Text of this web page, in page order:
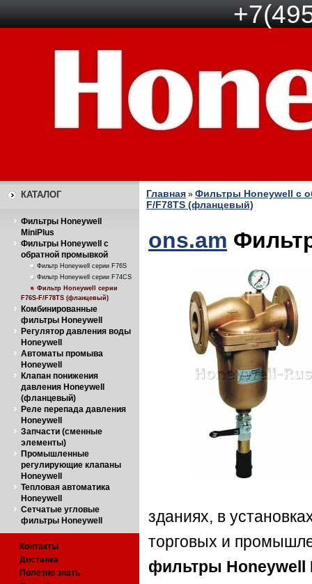
КАТАЛОГ
Фильтры Honeywell
MiniPlus
Фильтры Honeywell с
обратной промывкой
Фильтр Honeywell серии F76S
Фильтр Honeywell серии F74CS
Фильтр Honeywell серии
F76S-F/F78TS (фланцевый)
Комбинированные
фильтры Honeywell
Регулятор давления воды
Honeywell
Автоматы промыва
Honeywell
Клапан понижения
давления Honeywell
(фланцевый)
Реле перепада давления
Honeywell
Запчасти (сменные
элементы)
Промышленные
регулирующие клапаны
Honeywell
Тепловая автоматика
Honeywell
Сетчатые угловые
фильтры Honeywell
Контакты
Доставка
Полезно знать
Главная » Фильтры Honeywell с
F/F78TS (фланцевый)
ons.am
зданиях, в
торговых и
фильтры Honeywell